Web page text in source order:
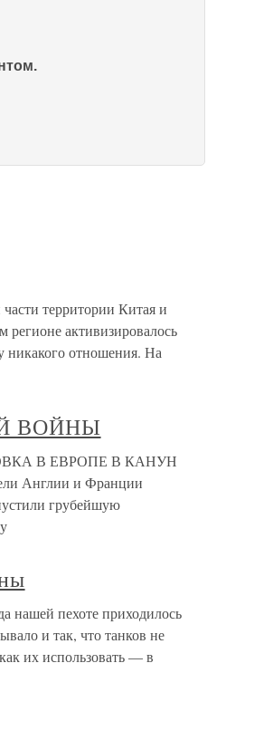
территории Китая и
регионе активизировалось
никакого отношения. На
ВОЙНЫ
В ЕВРОПЕ В КАНУН
Англии и Франции
грубейшую
нашей пехоте приходилось
и так, что танков не
их использовать — в